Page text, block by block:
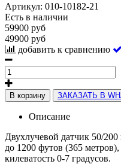
Артикул: 010-10182-21
Есть в наличии
59900 руб
49900 руб
добавить к сравнению
В корзину ЗАКАЗАТЬ В
Описание
Двухлучевой датчик 50/
до 1200 футов (365
килеватость 0-7 градусов.